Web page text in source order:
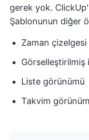
gerek yok.
Şablonunun diğer
Zaman
Görselleştirilmiş
Liste görünümü
Takvim